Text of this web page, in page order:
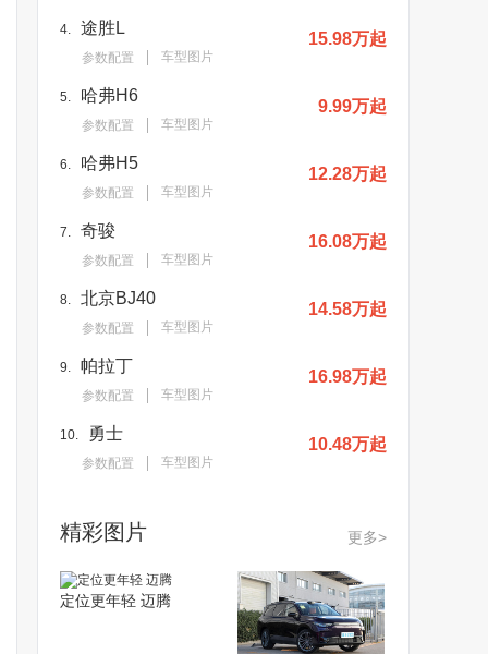
4. 途胜L
参数配置 车型图片
15.98万起
5. 哈弗H6
参数配置 车型图片
9.99万起
6. 哈弗H5
参数配置 车型图片
12.28万起
7. 奇骏
参数配置 车型图片
16.08万起
8. 北京BJ40
参数配置 车型图片
14.58万起
9. 帕拉丁
参数配置 车型图片
16.98万起
10. 勇士
参数配置 车型图片
10.48万起
精彩图片 更多>
定位更年轻 迈腾